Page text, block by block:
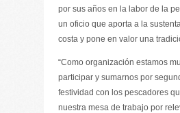
por sus años en la labor de la
un oficio que aporta a la
costa y pone en valor una
“Como organización estamos
participar y sumarnos por
festividad con los pescadores
nuestra mesa de trabajo por